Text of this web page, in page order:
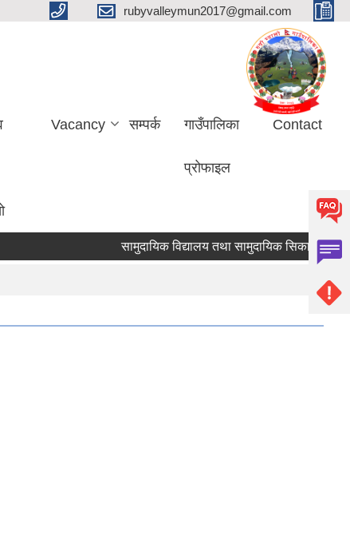
rubyvalleymun2017@gmail.com
Vacancy सम्पर्क गाउँपालिका
प्रोफाइल
Contact
सामुदायिक विद्यालय तथा सामुदायिक सिकाइ